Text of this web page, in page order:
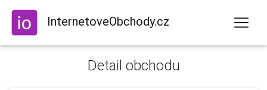
InternetoveObchody.cz
Detail obchodu